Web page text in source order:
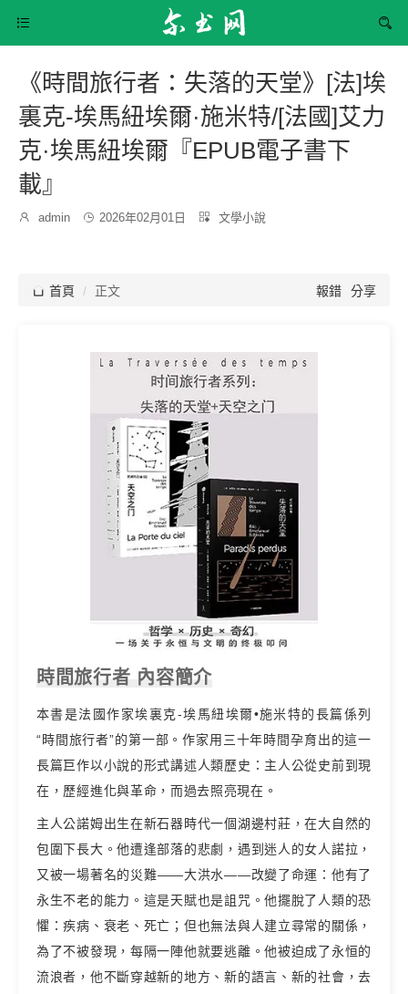


《時間旅行者：失落的天堂》[法]埃
裏克-埃馬紐埃爾·施米特/[法國]艾力
克·埃馬紐埃爾『EPUB電子書下
載』

博
admin  發
2026年02月01日 
分
文學小說
 首頁 正文 報錯 分享
時間旅行者 內容簡介
本書是法國作家埃裏克-埃馬紐埃爾•施米特的長篇係列
“時間旅行者”的第一部。作家用三十年時間孕育出的這一
長篇巨作以小說的形式講述人類歷史：主人公從史前到現
在，歷經進化與革命，而過去照亮現在。
主人公諾姆出生在新石器時代一個湖邊村莊，在大自然的
包圍下長大。他遭逢部落的悲劇，遇到迷人的女人諾拉，
又被一場著名的災難——大洪水——改變了命運：他有了
永生不老的能力。這是天賦也是詛咒。他擺脫了人類的恐
懼：疾病、衰老、死亡；但也無法與人建立尋常的關係，
為了不被發現，每隔一陣他就要逃離。他被迫成了永恒的
流浪者，他不斷穿越新的地方、新的語言、新的社會，去